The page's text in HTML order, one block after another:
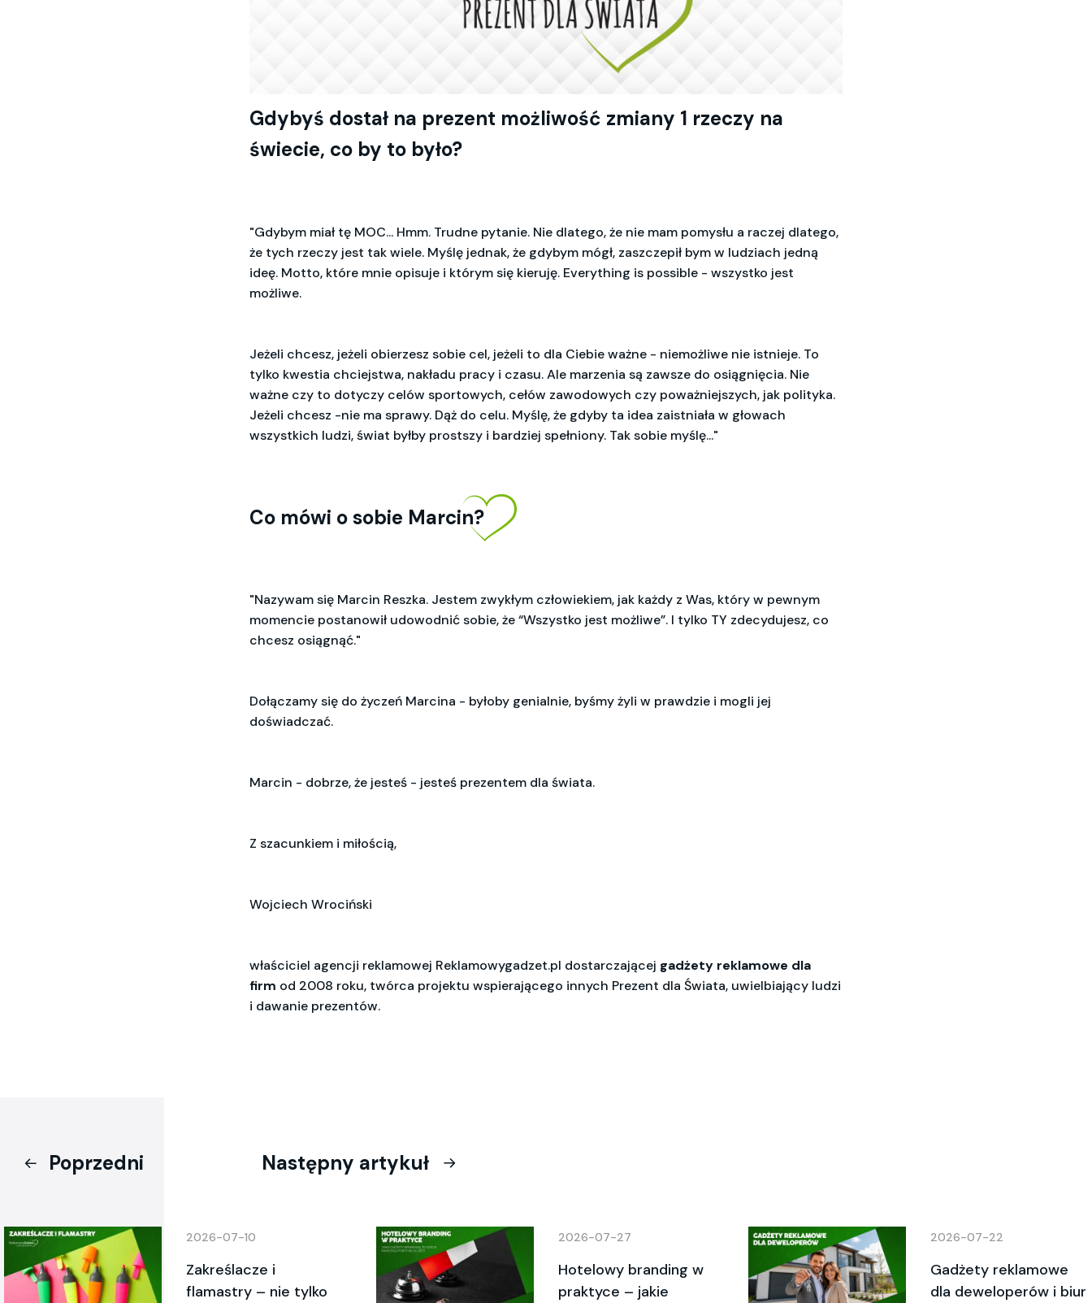
Gdybyś dostał na prezent możliwość zmiany 1 rzeczy na
świecie, co by to było?
"Gdybym miał tę MOC... Hmm. Trudne pytanie. Nie dlatego, że nie mam pomysłu a raczej dlatego,
że tych rzeczy jest tak wiele. Myślę jednak, że gdybym mógł, zaszczepił bym w ludziach jedną
ideę. Motto, które mnie opisuje i którym się kieruję. Everything is possible - wszystko jest
możliwe.
Jeżeli chcesz, jeżeli obierzesz sobie cel, jeżeli to dla Ciebie ważne - niemożliwe nie istnieje. To
tylko kwestia chciejstwa, nakładu pracy i czasu. Ale marzenia są zawsze do osiągnięcia. Nie
ważne czy to dotyczy celów sportowych, cełów zawodowych czy poważniejszych, jak polityka.
Jeżeli chcesz -nie ma sprawy. Dąż do celu. Myślę, że gdyby ta idea zaistniała w głowach
wszystkich ludzi, świat byłby prostszy i bardziej spełniony. Tak sobie myślę..."
Co mówi o sobie Marcin?
"Nazywam się Marcin Reszka. Jestem zwykłym człowiekiem, jak każdy z Was, który w pewnym
momencie postanowił udowodnić sobie, że “Wszystko jest możliwe”. I tylko TY zdecydujesz, co
chcesz osiągnąć."
Dołączamy się do życzeń Marcina - byłoby genialnie, byśmy żyli w prawdzie i mogli jej
doświadczać.
Marcin - dobrze, że jesteś - jesteś prezentem dla świata.
Z szacunkiem i miłością,
Wojciech Wrociński
właściciel agencji reklamowej Reklamowygadzet.pl dostarczającej gadżety reklamowe dla
firm od 2008 roku, twórca projektu wspierającego innych Prezent dla Świata, uwielbiający ludzi
i dawanie prezentów.
Poprzedni Następny artykuł
2026-07-10
Zakreślacze i
flamastry – nie tylko
2026-07-27
Hotelowy branding w
praktyce – jakie
2026-07-22
Gadżety reklamowe
dla deweloperów i biur